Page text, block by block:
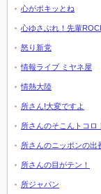
心がポキッとね
心ゆさぶれ！先輩
怒り新党
情報ライブ ミヤネ屋
情熱大陸
所さん!大変ですよ
所さんのそこんトコロ！
所さんのニッポンの出
所さんの目がテン！
所ジャパン